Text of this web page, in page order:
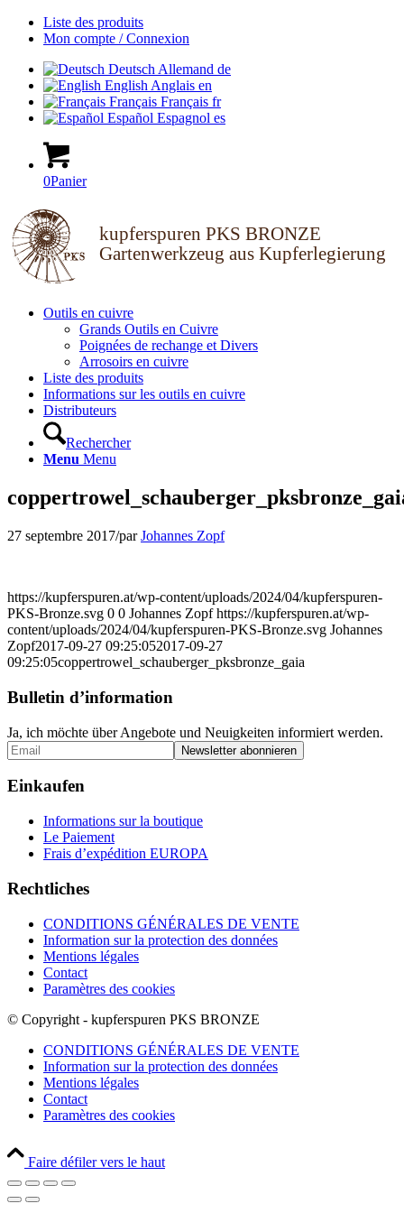
Liste des produits
Mon compte / Connexion
Deutsch Allemand de
English Anglais en
Français Français fr
Español Espagnol es
0Panier
kupferspuren PKS BRONZE
Gartenwerkzeug aus Kupferlegierung
Outils en cuivre
Grands Outils en Cuivre
Poignées de rechange et Divers
Arrosoirs en cuivre
Liste des produits
Informations sur les outils en cuivre
Distributeurs
Rechercher
Menu Menu
27 septembre 2017/parJohannes Zopf
https://kupferspuren.at/wp-content/uploads/2024/04/kupferspuren-
PKS-Bronze.svg 0 0 Johannes Zopf https://kupferspuren.at/wp-
content/uploads/2024/04/kupferspuren-PKS-Bronze.svg Johannes
Zopf2017-09-27 09:25:052017-09-27
09:25:05coppertrowel_schauberger_pksbronze_gaia
Bulletin d’information
Ja, ich möchte über Angebote und Neuigkeiten informiert werden.
Einkaufen
Informations sur la boutique
Le Paiement
Frais d’expédition EUROPA
Rechtliches
CONDITIONS GÉNÉRALES DE VENTE
Information sur la protection des données
Mentions légales
Contact
Paramètres des cookies
© Copyright - kupferspuren PKS BRONZE
CONDITIONS GÉNÉRALES DE VENTE
Information sur la protection des données
Mentions légales
Contact
Paramètres des cookies
Faire défiler vers le haut